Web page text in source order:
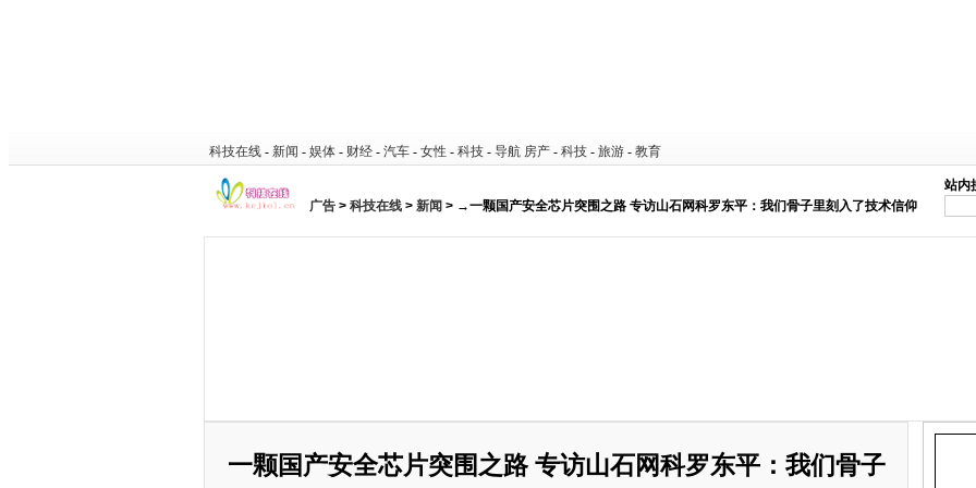
科技在线 - 新闻 - 娱体 - 财经 - 汽车 - 女性 - 科技 - 导航 房产 - 科技 - 旅游 - 教育
广告 > 科技在线 > 新闻 > →一颗国产安全芯片突围之路 专访山石网科罗东平：我们骨子里刻入了技术信仰
站内
一颗国产安全芯片突围之路 专访山石网科罗东平：我们骨子